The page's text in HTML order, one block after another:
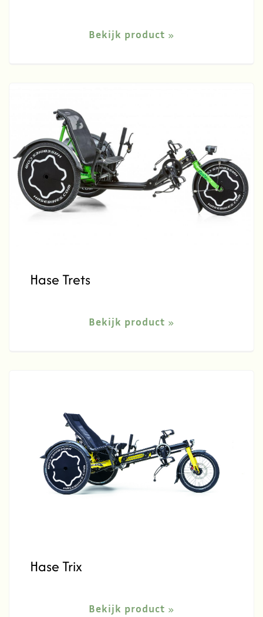
Bekijk product
Hase Trets
Bekijk product
Hase Trix
Bekijk product